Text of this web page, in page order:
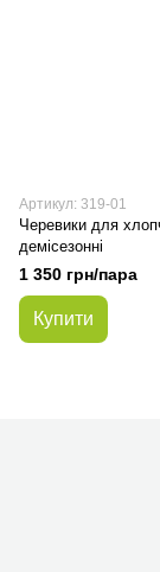
Артикул: 319-01
Черевики для
демісезонні
1 350 грн/пара
Купити